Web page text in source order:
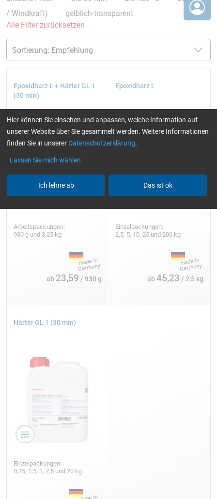
/ Windkraft)
gelblich-transparent
Alle Filter zurücksetzen
Epoxidharz L + Härter GL 1
(30 min)
Arbeitspackungen:
930 g und 3,25 kg
ab 23,59 / 930 g
Epoxidharz L
Einzelpackungen:
2,5, 5, 10, 25 und 200 kg
ab45,23 / 2,5 kg
Härter GL 1 (30 min)
Einzelpackungen:
0,75, 1,5, 3, 7,5 und 20 kg
Hier können Sie einsehen und anpassen, welche Information auf
unserer Website über Sie gesammelt werden. Weitere Informationen
finden Sie in unserer Datenschutzerklärung.
Lassen Sie mich wählen
Ich lehne ab Das ist ok